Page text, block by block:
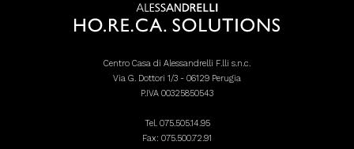
Centro Casa di Alessandrelli F.lli s.n.c.
Via G. Dottori 1/3 - 06129 Perugia
P.IVA 00325850543
Tel. 075.505.14.95
Fax: 075.500.72.91